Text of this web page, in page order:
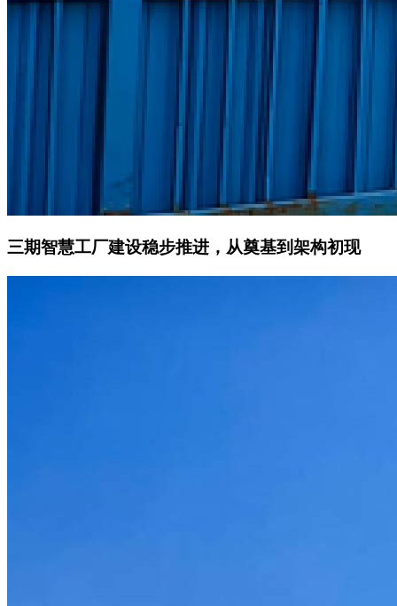
三期智慧工厂建设稳步推进，从奠基到架构初现